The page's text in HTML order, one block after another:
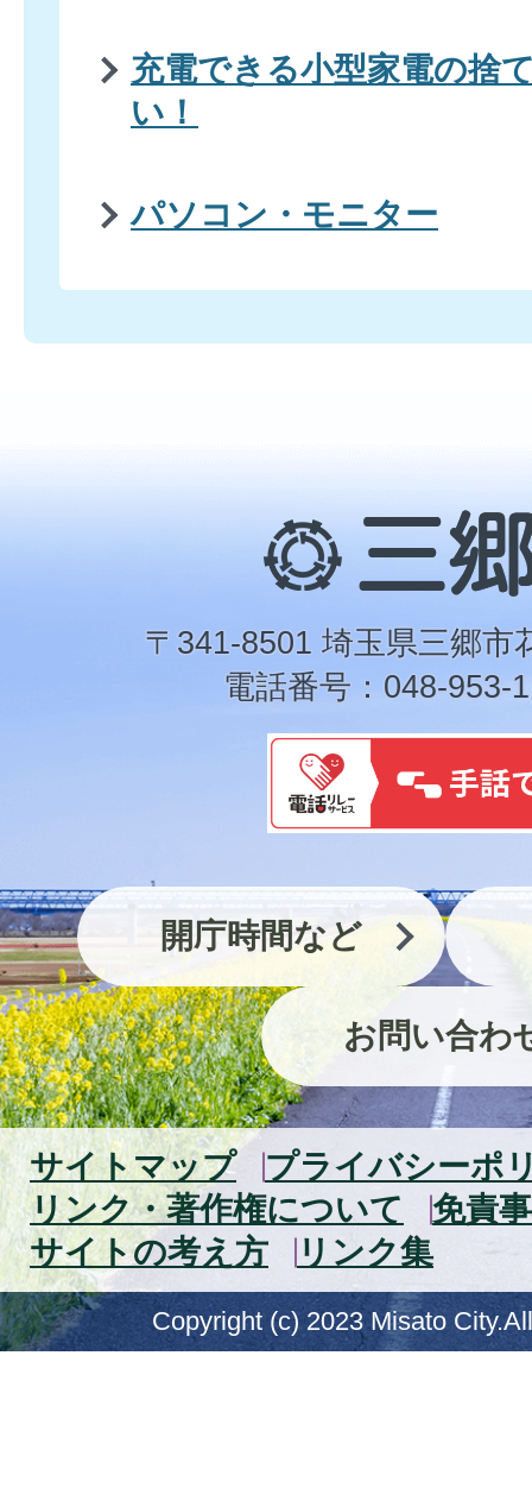
充電できる小型家電の捨
い！
パソコン・モニター
三
郷
市
〒341-8501 埼玉県三郷市
電話番号：048-953-
開庁時間など
お問い合わ
サイトマップ
プライバシーポ
リンク・著作権について
免責
サイトの考え方
リンク集
Copyright (c) 2023 Misato